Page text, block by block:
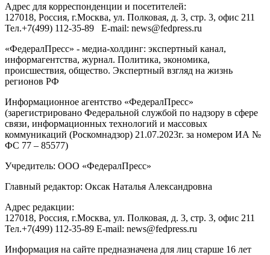
Адрес для корреспонденции и посетителей:
127018, Россия, г.Москва, ул. Полковая, д. 3, стр. 3, офис 211
Тел.+7(499) 112-35-89 E-mail: news@fedpress.ru
«ФедералПресс» - медиа-холдинг: экспертный канал,
информагентства, журнал. Политика, экономика,
происшествия, общество. Экспертный взгляд на жизнь
регионов РФ
Информационное агентство «ФедералПресс»
(зарегистрировано Федеральной службой по надзору в сфере
связи, информационных технологий и массовых
коммуникаций (Роскомнадзор) 21.07.2023г. за номером ИА №
ФС 77 – 85577)
Учредитель: ООО «ФедералПресс»
Главный редактор: Оксак Наталья Александровна
Адрес редакции:
127018, Россия, г.Москва, ул. Полковая, д. 3, стр. 3, офис 211
Тел.+7(499) 112-35-89 E-mail: news@fedpress.ru
Информация на сайте предназначена для лиц старше 16 лет